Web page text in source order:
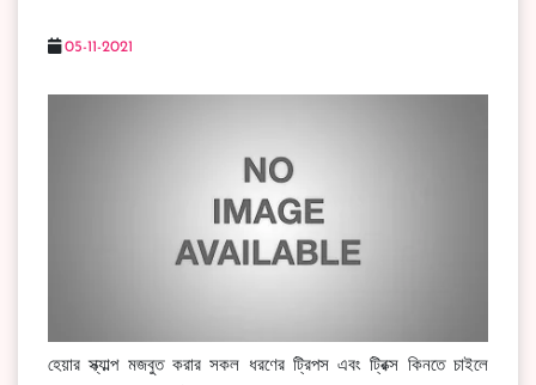
05-11-2021
হেয়ার স্ক্যাল্প মজবুত করার সকল ধরণের ট্রিপস এবং ট্রিক্স কিনতে চাইলে